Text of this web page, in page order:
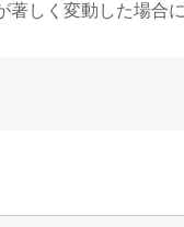
著しく変動した場合